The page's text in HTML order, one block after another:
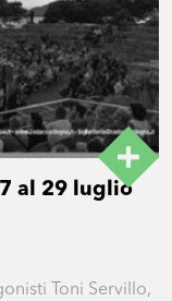
al 29 luglio
Toni Servillo,